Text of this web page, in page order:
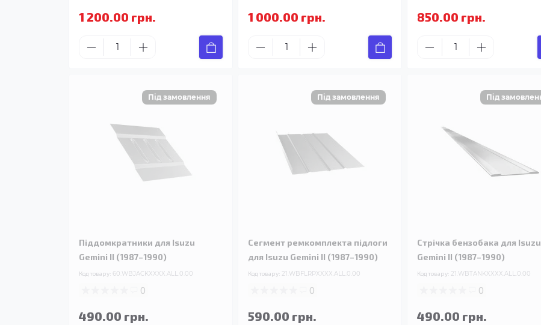
1 200.00 грн. 1 000.00 грн. 850.00 грн.
Піддомкратники для Isuzu
Gemini II (1987–1990)
Код товару: 60.WBJACKXXXX.ALL.0.00
0
490.00 грн.
Сегмент ремкомплекта підлоги
для Isuzu Gemini II (1987–1990)
Код товару: 21.WBFLRPXXXX.ALL.0.00
0
590.00 грн.
Стрічка бензобака для Isuzu
Gemini II (1987–1990)
Код товару: 21.WBTANKXXXX.ALL.0.00
0
490.00 грн.